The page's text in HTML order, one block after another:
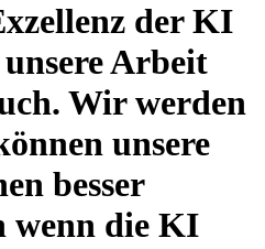
der KI
Arbeit
Wir werden
unsere
besser
wenn die KI